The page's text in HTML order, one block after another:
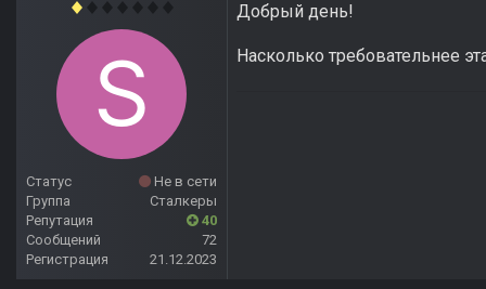
Статус
Не в сети
Группа
Сталкеры
Репутация
40
Сообщений
72
Регистрация
21.12.2023
Добрый день!
Насколько требовательнее